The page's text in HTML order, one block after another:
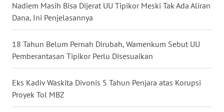
Nadiem Masih Bisa Dijerat UU Tipikor Meski Tak Ada Aliran
Dana, Ini Penjelasannya
18 Tahun Belum Pernah Dirubah, Wamenkum Sebut UU
Pemberantasan Tipikor Perlu Disesuaikan
Eks Kadiv Waskita Divonis 5 Tahun Penjara atas Korupsi
Proyek Tol MBZ